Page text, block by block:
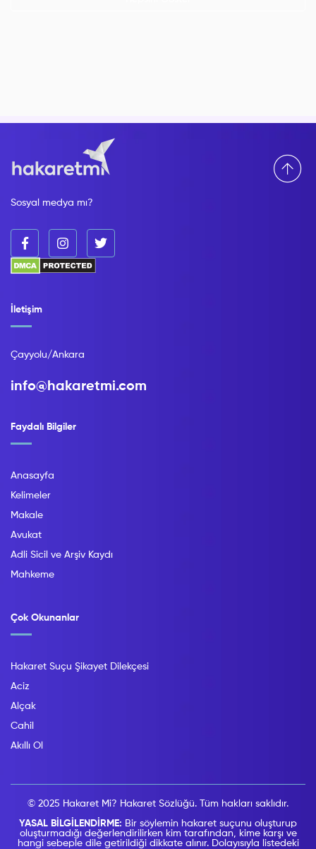
Sosyal medya mı?
Faydalı Bilgiler
Anasayfa
Kelimeler
Makale
Avukat
Adli Sicil ve Arşiv Kaydı
Mahkeme
Çok Okunanlar
Hakaret Suçu Şikayet Dilekçesi
Aciz
Alçak
Cahil
Akıllı Ol
İletişim
Çayyolu/Ankara
info@hakaretmi.com
© 2025 Hakaret Mi? Hakaret Sözlüğü. Tüm hakları saklıdır.
YASAL BİLGİLENDİRME: Bir söylemin hakaret suçunu oluşturup
oluşturmadığı değerlendirilirken kim tarafından, kime karşı ve
hangi sebeple dile getirildiği dikkate alınır. Dolayısıyla listedeki